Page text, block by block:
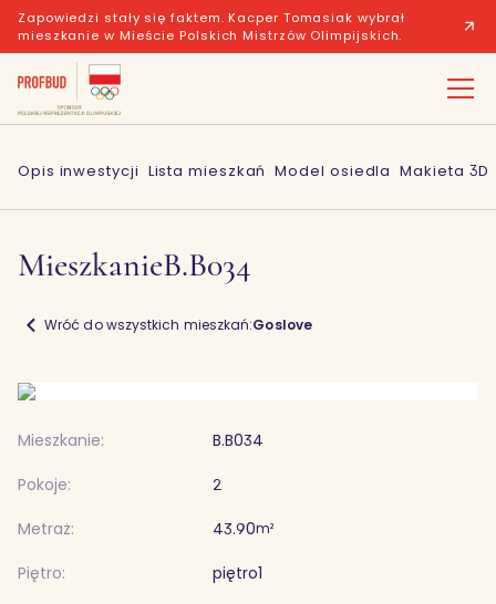
Zapowiedzi stały się faktem. Kacper Tomasiak wybrał
mieszkanie w Mieście Polskich Mistrzów Olimpijskich.
Opis inwestycji Lista mieszkań Model osiedla Makieta 3D
MieszkanieB.B034
Wróć do wszystkich mieszkań:Goslove
Mieszkanie:
B.B034
Pokoje:
2
Metraż:
43.90m²
Piętro: piętro1